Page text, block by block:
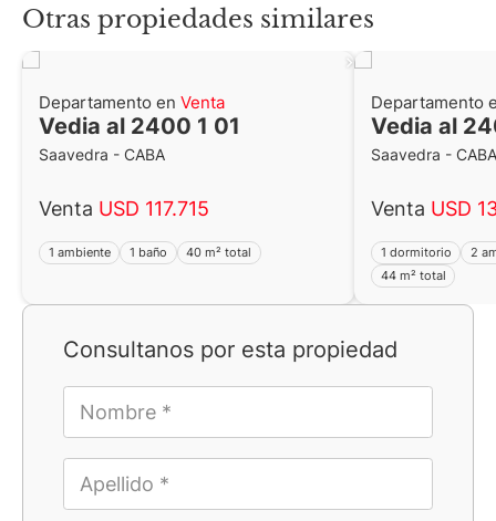
Consultanos por esta propiedad
Otras propiedades similares
Departamento en Venta
Vedia al 2400 1 01
Saavedra - CABA
Venta USD 117.715
1 ambiente 1 baño 40 m² total
Departamento
Vedia al
Saavedra - CABA
Venta USD
1 dormitorio
2
44 m² total